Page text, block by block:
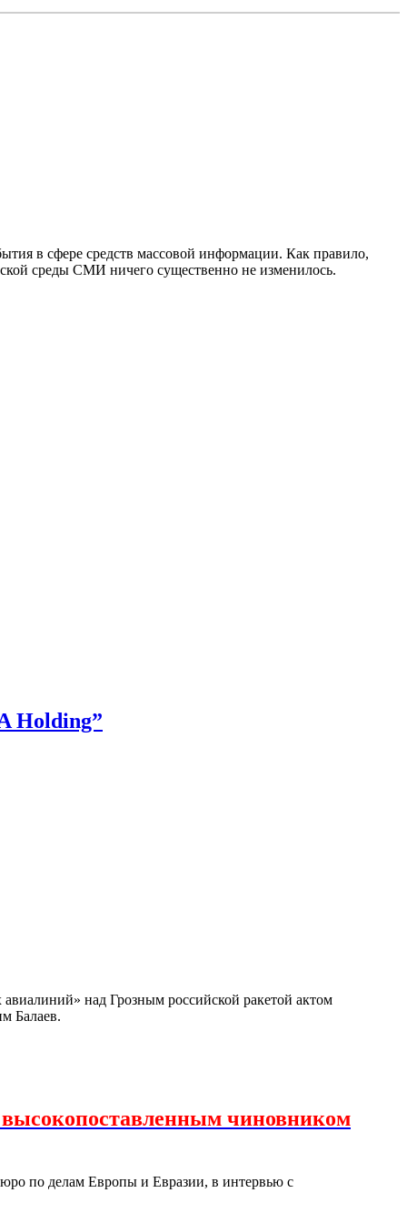
в сфере средств массовой информации. Как правило,
среды СМИ ничего существенно не изменилось.
Holding”
над Грозным российской ракетой актом
Балаев.
чиновником
по делам Европы и Евразии, в интервью с